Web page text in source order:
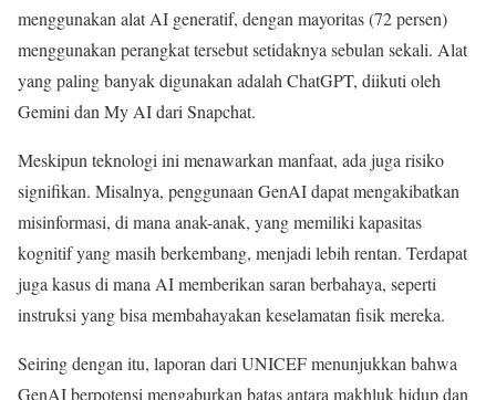
menggunakan alat AI generatif, dengan mayoritas (72 persen)
menggunakan perangkat tersebut setidaknya sebulan sekali. Alat
yang paling banyak digunakan adalah ChatGPT, diikuti oleh
Gemini dan My AI dari Snapchat.
Meskipun teknologi ini menawarkan manfaat, ada juga risiko
signifikan. Misalnya, penggunaan GenAI dapat mengakibatkan
misinformasi, di mana anak-anak, yang memiliki kapasitas
kognitif yang masih berkembang, menjadi lebih rentan. Terdapat
juga kasus di mana AI memberikan saran berbahaya, seperti
instruksi yang bisa membahayakan keselamatan fisik mereka.
Seiring dengan itu, laporan dari UNICEF menunjukkan bahwa
GenAI berpotensi mengaburkan batas antara makhluk hidup dan